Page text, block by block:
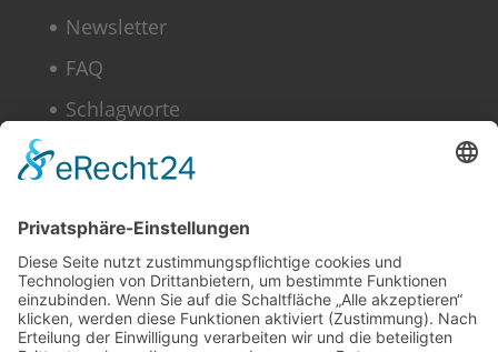
Newsletter
FAQ
Schlagworte
Datenschutz